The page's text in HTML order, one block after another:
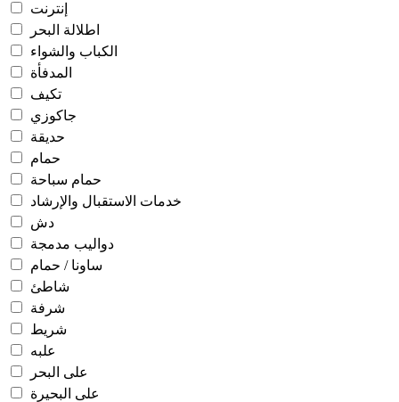
إنترنت
اطلالة البحر
الكباب والشواء
المدفأة
تكيف
جاكوزي
حديقة
حمام
حمام سباحة
خدمات الاستقبال والإرشاد
دش
دواليب مدمجة
ساونا / حمام
شاطئ
شرفة
شريط
علبه
على البحر
على البحيرة